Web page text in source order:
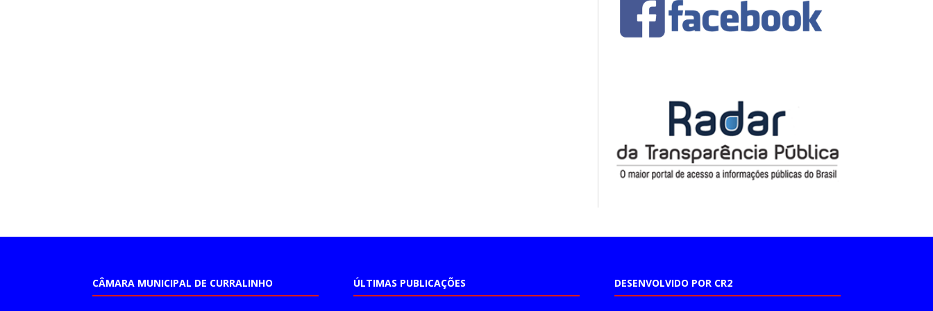
CÂMARA MUNICIPAL DE CURRALINHO ÚLTIMAS PUBLICAÇÕES DESENVOLVIDO POR CR2